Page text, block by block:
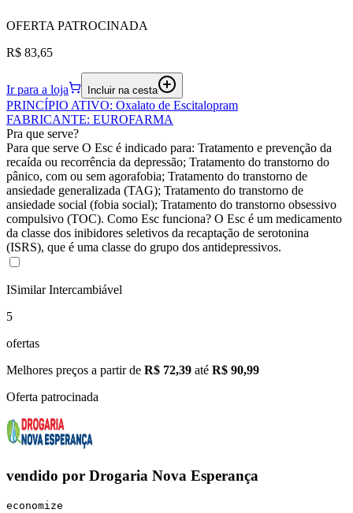
OFERTA PATROCINADA
R$ 83,65
Ir para a loja Incluir na cesta
PRINCÍPIO ATIVO: Oxalato de Escitalopram
FABRICANTE: EUROFARMA
Pra que serve?
Para que serve O Esc é indicado para: Tratamento e prevenção da
recaída ou recorrência da depressão; Tratamento do transtorno do
pânico, com ou sem agorafobia; Tratamento do transtorno de
ansiedade generalizada (TAG); Tratamento do transtorno de
ansiedade social (fobia social); Tratamento do transtorno obsessivo
compulsivo (TOC). Como Esc funciona? O Esc é um medicamento
da classe dos inibidores seletivos da recaptação de serotonina
(ISRS), que é uma classe do grupo dos antidepressivos.
ISimilar Intercambiável
5
ofertas
Melhores preços a partir de R$ 72,39 até R$ 90,99
Oferta patrocinada
vendido por Drogaria Nova Esperança
economize